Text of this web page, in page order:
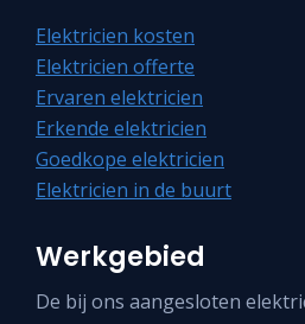
Elektricien kosten
Elektricien offerte
Ervaren elektricien
Erkende elektricien
Goedkope elektricien
Elektricien in de buurt
Werkgebied
De bij ons aangesloten